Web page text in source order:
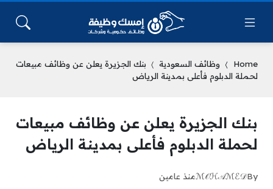
Home وظائف السعودية
بنك الجزيرة يعلن عن وظائف مبيعات
لحملة الدبلوم فأعلى بمدينة الرياض
بنك الجزيرة يعلن عن وظائف مبيعات
لحملة الدبلوم فأعلى بمدينة الرياض
By
ℳ𝒪ℋ𝒜ℳℰ𝒟منذ عامين